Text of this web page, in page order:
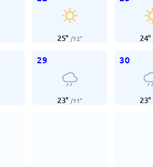
25° /12° 24°
29
23° /11°
30
23°